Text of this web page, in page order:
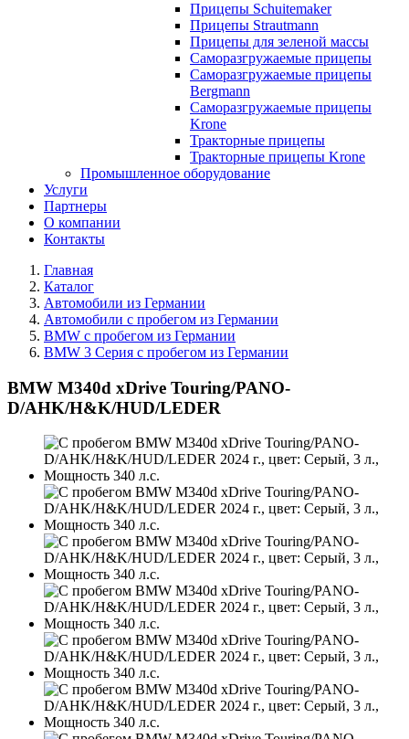
Прицепы Schuitemaker
Прицепы Strautmann
Прицепы для зеленой массы
Саморазгружаемые прицепы
Саморазгружаемые прицепы
Bergmann
Саморазгружаемые прицепы
Krone
Тракторные прицепы
Тракторные прицепы Krone
Промышленное оборудование
Услуги
Партнеры
О компании
Контакты
Главная
Каталог
Автомобили из Германии
Автомобили с пробегом из Германии
BMW с пробегом из Германии
BMW 3 Серия с пробегом из Германии
BMW M340d xDrive Touring/PANO-
D/AHK/H&K/HUD/LEDER